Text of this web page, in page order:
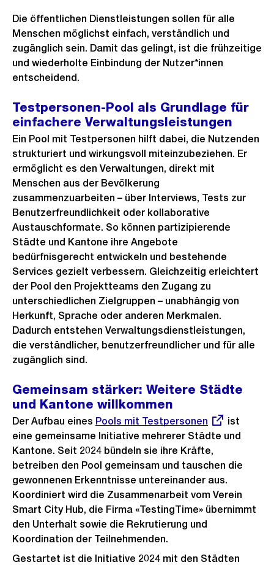
Die öffentlichen Dienstleistungen sollen für alle
Menschen möglichst einfach, verständlich und
zugänglich sein. Damit das gelingt, ist die frühzeitige
und wiederholte Einbindung der Nutzer*innen
entscheidend.
Testpersonen-Pool als Grundlage für
einfachere Verwaltungsleistungen
Ein Pool mit Testpersonen hilft dabei, die Nutzenden
strukturiert und wirkungsvoll miteinzubeziehen. Er
ermöglicht es den Verwaltungen, direkt mit
Menschen aus der Bevölkerung
zusammenzuarbeiten – über Interviews, Tests zur
Benutzerfreundlichkeit oder kollaborative
Austauschformate. So können partizipierende
Städte und Kantone ihre Angebote
bedürfnisgerecht entwickeln und bestehende
Services gezielt verbessern. Gleichzeitig erleichtert
der Pool den Projektteams den Zugang zu
unterschiedlichen Zielgruppen – unabhängig von
Herkunft, Sprache oder anderen Merkmalen.
Dadurch entstehen Verwaltungsdienstleistungen,
die verständlicher, benutzerfreundlicher und für alle
zugänglich sind.
Gemeinsam stärker: Weitere Städte
und Kantone willkommen
Der Aufbau eines Externer
Link:
Pools mit Testpersonen
ist
eine gemeinsame Initiative mehrerer Städte und
Kantone. Seit 2024 bündeln sie ihre Kräfte,
betreiben den Pool gemeinsam und tauschen die
gewonnenen Erkenntnisse untereinander aus.
Koordiniert wird die Zusammenarbeit vom Verein
Smart City Hub, die Firma «TestingTime» übernimmt
den Unterhalt sowie die Rekrutierung und
Koordination der Teilnehmenden.
Gestartet ist die Initiative 2024 mit den Städten